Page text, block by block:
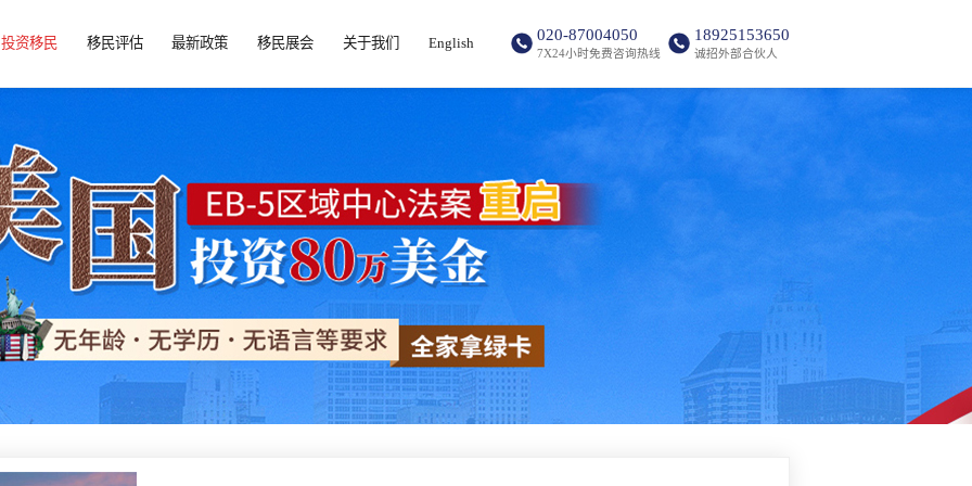
投资移民 移民评估 最新政策 移民展会 关于我们 English 020-87004050
7X24小时免费咨询热线
18925153650
诚招外部合伙人